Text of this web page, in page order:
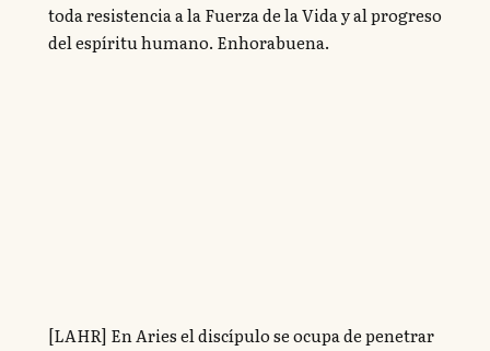
toda resistencia a la Fuerza de la Vida y al progreso
del espíritu humano. Enhorabuena.
[LAHR] En Aries el discípulo se ocupa de penetrar